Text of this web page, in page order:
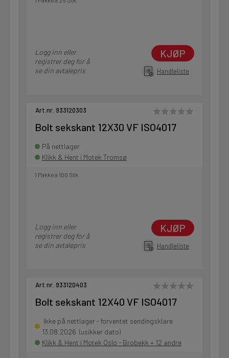
Logg inn eller
registrer deg for å
se din avtalepris
KJØP
Handleliste
Art.nr. 933120303
Bolt sekskant 12X30 VF ISO4017
På nettlager
Klikk & Hent i Motek Tromsø
1 Pakke a 100 Stk
Logg inn eller
registrer deg for å
se din avtalepris
KJØP
Handleliste
Art.nr. 933120403
Bolt sekskant 12X40 VF ISO4017
Ikke på nettlager - forventet sendingsklare
13.08.2026 (usikker dato)
Klikk & Hent i Motek Oslo - Brobekk + 12 andre